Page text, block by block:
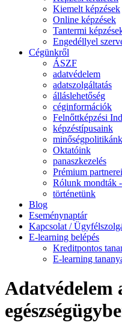
Kiemelt képzések
Online képzések
Tantermi
Engedéllyel
Cégünkről
ÁSZF
adatvédelem
adatszolgáltatás
álláslehetőség
céginformációk
Felnőttképzési
képzéstípusaink
minőségpolitikánk
Oktatóink
panaszkezelés
Prémium
Rólunk mondták
történetünk
Blog
Eseménynaptár
Kapcsolat /
E-learning belépés
Kreditpontos
E-learning
Adatvédelem